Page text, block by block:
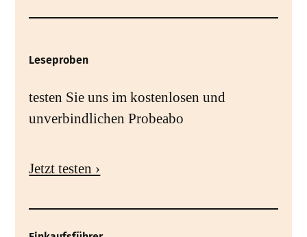
Leseproben
testen Sie uns im kostenlosen und
unverbindlichen Probeabo
Jetzt testen ›